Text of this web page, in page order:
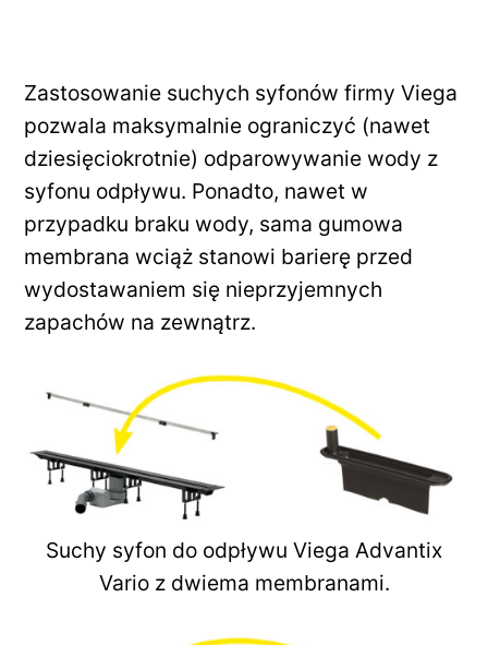
Zastosowanie suchych syfonów firmy Viega
pozwala maksymalnie ograniczyć (nawet
dziesięciokrotnie) odparowywanie wody z
syfonu odpływu. Ponadto, nawet w
przypadku braku wody, sama gumowa
membrana wciąż stanowi barierę przed
wydostawaniem się nieprzyjemnych
zapachów na zewnątrz.
Suchy syfon do odpływu Viega Advantix
Vario z dwiema membranami.